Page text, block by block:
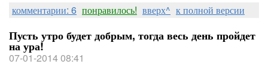
комментарии: 6 понравилось! вверх^ к полной версии
Пусть утро будет добрым, тогда весь день пройдет
на ура!
07-01-2014 08:41